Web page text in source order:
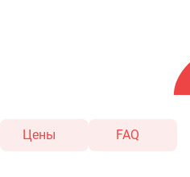
Цены FAQ